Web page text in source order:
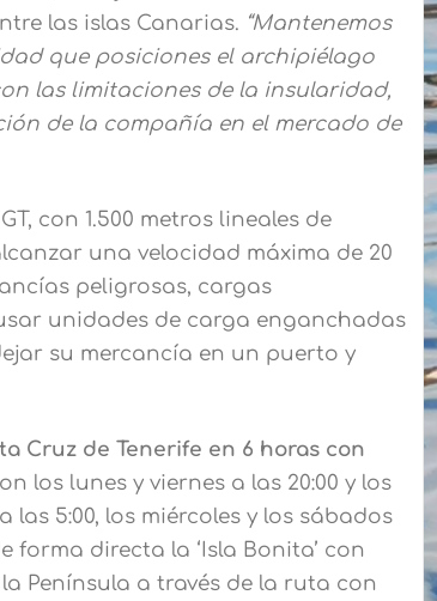
las islas Canarias. “Mantenemos
que posiciones el archipiélago
las limitaciones de la insularidad,
de la compañía en el mercado de
con 1.500 metros lineales de
una velocidad máxima de 20
peligrosas, cargas
unidades de carga enganchadas
su mercancía en un puerto y
Cruz de Tenerife en 6 horas con
los lunes y viernes a las 20:00 y los
las 5:00, los miércoles y los sábados
forma directa la ‘Isla Bonita’ con
Península a través de la ruta con